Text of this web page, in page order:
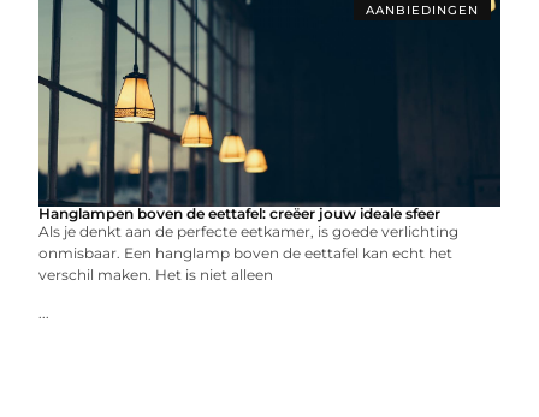
AANBIEDINGEN
Hanglampen boven de eettafel: creëer jouw ideale sfeer
Als je denkt aan de perfecte eetkamer, is goede verlichting
onmisbaar. Een hanglamp boven de eettafel kan echt het
verschil maken. Het is niet alleen
...